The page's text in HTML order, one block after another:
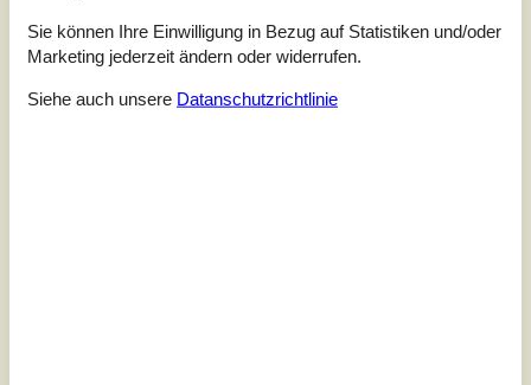
5
3
2
Sie können Ihre Einwilligung in Bezug auf Statistiken und/oder
Marketing jederzeit ändern oder widerrufen.
Siehe auch unsere Datanschutzrichtlinie